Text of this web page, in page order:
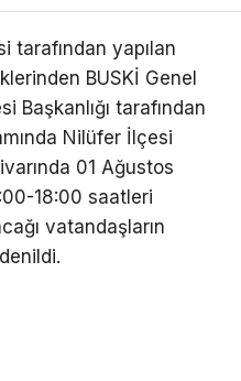
tarafından yapılan
BUSKİ Genel
Başkanlığı tarafından
Nilüfer İlçesi
01 Ağustos
18:00 saatleri
vatandaşların